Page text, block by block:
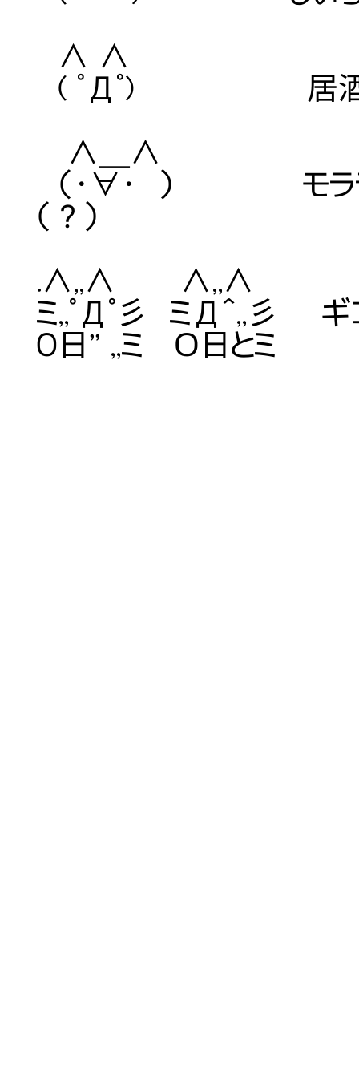
∧ ∧
( ﾟДﾟ) 居酒屋『
∧＿∧
（・∀・ ） モララ
（？）
.∧,,∧ ∧,,∧
ミ,,ﾟДﾟ彡 ミД^,,彡 ギコ
O日'' ,,ミ Ｏ日とミ